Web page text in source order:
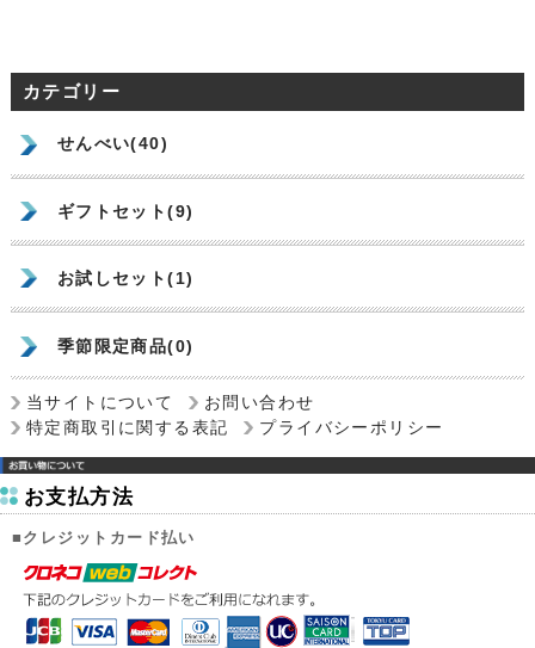
カテゴリー
せんべい(40)
ギフトセット(9)
お試しセット(1)
季節限定商品(0)
当サイトについて
お問い合わせ
特定商取引に関する表記
プライバシーポリシー
お支払方法
■クレジットカード払い